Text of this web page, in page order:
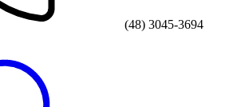
(48) 3045-3694